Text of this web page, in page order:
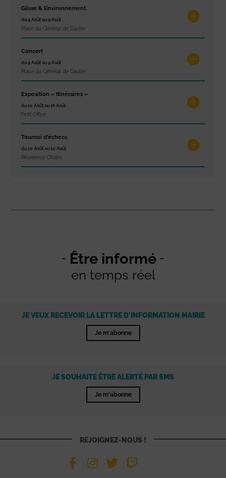
Glisse & Environnement
du 9 Août au 9 Août
Place du Général de Gaulle
Concert
du 9 Août au 9 Août
Place du Général de Gaulle
Exposition « Itinéraires »
du 10 Août au 16 Août
Petit Office
Tournoi d’échecs
du 10 Août au 10 Août
Résidence Challe
Être informé
en temps réel
JE VEUX RECEVOIR LA LETTRE D'INFORMATION MAIRIE
Je m'abonne
JE SOUHAITE ÊTRE ALERTÉ PAR SMS
Je m'abonne
REJOIGNEZ-NOUS !